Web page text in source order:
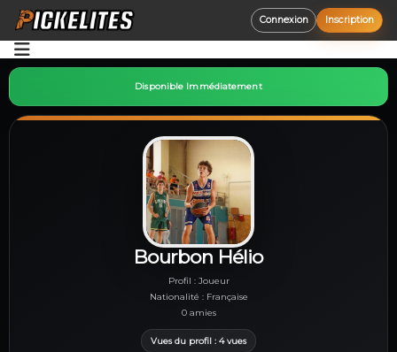
Connexion Inscription
Accueil
Opportunités
Disponible Immédiatement
Bourbon Hélio
Profil : Joueur
Nationalité : Française
0 amies
Vues du profil : 4 vues